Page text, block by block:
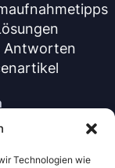
Technologien wie
Antworten
(EN)